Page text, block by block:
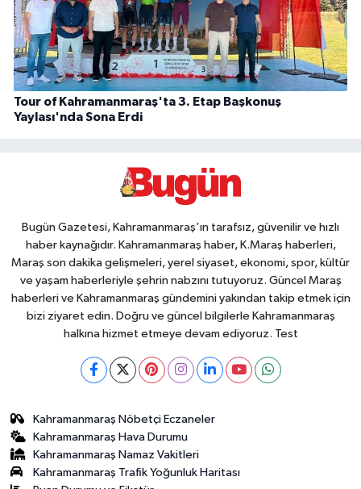
Tour of Kahramanmaraş'ta 3. Etap Başkonuş
Yaylası'nda Sona Erdi
Bugün Gazetesi, Kahramanmaraş’ın tarafsız, güvenilir ve hızlı
haber kaynağıdır. Kahramanmaraş haber, K.Maraş haberleri,
Maraş son dakika gelişmeleri, yerel siyaset, ekonomi, spor, kültür
ve yaşam haberleriyle şehrin nabzını tutuyoruz. Güncel Maraş
haberleri ve Kahramanmaraş gündemini yakından takip etmek için
bizi ziyaret edin. Doğru ve güncel bilgilerle Kahramanmaraş
halkına hizmet etmeye devam ediyoruz. Test
Kahramanmaraş Nöbetçi Eczaneler
Kahramanmaraş Hava Durumu
Kahramanmaraş Namaz Vakitleri
Kahramanmaraş Trafik Yoğunluk Haritası